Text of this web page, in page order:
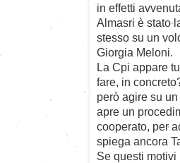
in effetti
Almasri è stato
stesso su un
Giorgia Meloni.
La Cpi appare
fare, in
però agire su
apre un
cooperato, per
spiega ancora
Se questi